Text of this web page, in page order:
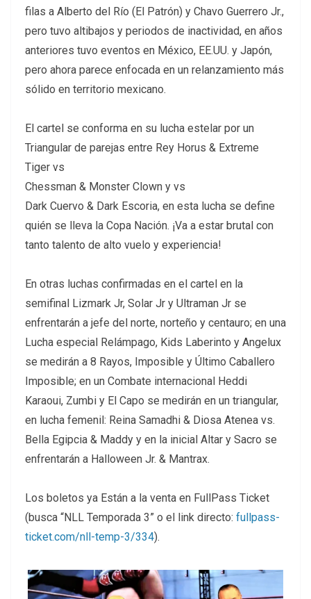
filas a Alberto del Río (El Patrón) y Chavo Guerrero Jr.,
pero tuvo altibajos y periodos de inactividad, en años
anteriores tuvo eventos en México, EE.UU. y Japón,
pero ahora parece enfocada en un relanzamiento más
sólido en territorio mexicano.
El cartel se conforma en su lucha estelar por un
Triangular de parejas entre Rey Horus & Extreme
Tiger vs
Chessman & Monster Clown y vs
Dark Cuervo & Dark Escoria, en esta lucha se define
quién se lleva la Copa Nación. ¡Va a estar brutal con
tanto talento de alto vuelo y experiencia!
En otras luchas confirmadas en el cartel en la
semifinal Lizmark Jr, Solar Jr y Ultraman Jr se
enfrentarán a jefe del norte, norteño y centauro; en una
Lucha especial Relámpago, Kids Laberinto y Angelux
se medirán a 8 Rayos, Imposible y Último Caballero
Imposible; en un Combate internacional Heddi
Karaoui, Zumbi y El Capo se medirán en un triangular,
en lucha femenil: Reina Samadhi & Diosa Atenea vs.
Bella Egipcia & Maddy y en la inicial Altar y Sacro se
enfrentarán a Halloween Jr. & Mantrax.
Los boletos ya Están a la venta en FullPass Ticket
(busca “NLL Temporada 3” o el link directo: fullpass-
ticket.com/nll-temp-3/334).